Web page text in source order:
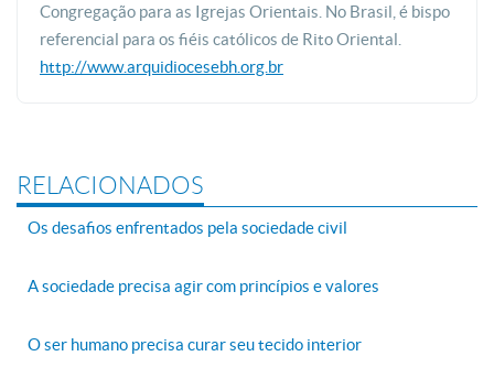
Congregação para as Igrejas Orientais. No Brasil, é bispo
referencial para os fiéis católicos de Rito Oriental.
http://www.arquidiocesebh.org.br
RELACIONADOS
Os desafios enfrentados pela sociedade civil
A sociedade precisa agir com princípios e valores
O ser humano precisa curar seu tecido interior